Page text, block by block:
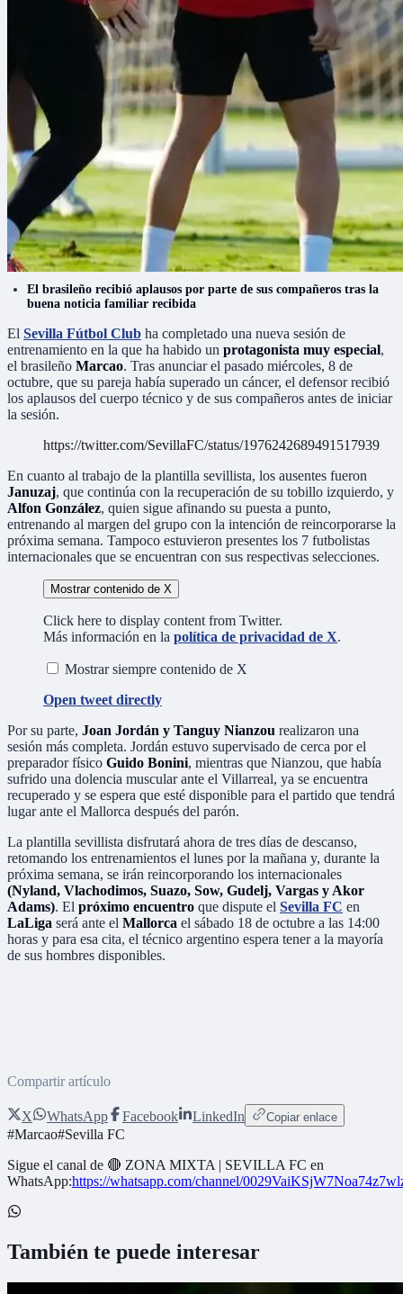
El brasileño recibió aplausos por parte de sus compañeros tras la
buena noticia familiar recibida
El Sevilla Fútbol Club ha completado una nueva sesión de
entrenamiento en la que ha habido un protagonista muy especial,
el brasileño Marcao. Tras anunciar el pasado miércoles, 8 de
octubre, que su pareja había superado un cáncer, el defensor recibió
los aplausos del cuerpo técnico y de sus compañeros antes de iniciar
la sesión.
https://twitter.com/SevillaFC/status/1976242689491517939
En cuanto al trabajo de la plantilla sevillista, los ausentes fueron
Januzaj, que continúa con la recuperación de su tobillo izquierdo, y
Alfon González, quien sigue afinando su puesta a punto,
entrenando al margen del grupo con la intención de reincorporarse la
próxima semana. Tampoco estuvieron presentes los 7 futbolistas
internacionales que se encuentran con sus respectivas selecciones.
Mostrar contenido de X
Click here to display content from Twitter.
Más información en la política de privacidad de X.
Mostrar siempre contenido de X
Open tweet directly
Por su parte, Joan Jordán y Tanguy Nianzou realizaron una
sesión más completa. Jordán estuvo supervisado de cerca por el
preparador físico Guido Bonini, mientras que Nianzou, que había
sufrido una dolencia muscular ante el Villarreal, ya se encuentra
recuperado y se espera que esté disponible para el partido que tendrá
lugar ante el Mallorca después del parón.
La plantilla sevillista disfrutará ahora de tres días de descanso,
retomando los entrenamientos el lunes por la mañana y, durante la
próxima semana, se irán reincorporando los internacionales
(Nyland, Vlachodimos, Suazo, Sow, Gudelj, Vargas y Akor
Adams). El próximo encuentro que dispute el Sevilla FC en
LaLiga será ante el Mallorca el sábado 18 de octubre a las 14:00
horas y para esa cita, el técnico argentino espera tener a la mayoría
de sus hombres disponibles.
Compartir artículo
X WhatsApp Facebook LinkedIn Copiar enlace
#Marcao#Sevilla FC
Sigue el canal de 🔴 ZONA MIXTA | SEVILLA FC en
WhatsApp:https://whatsapp.com/channel/
También te puede interesar